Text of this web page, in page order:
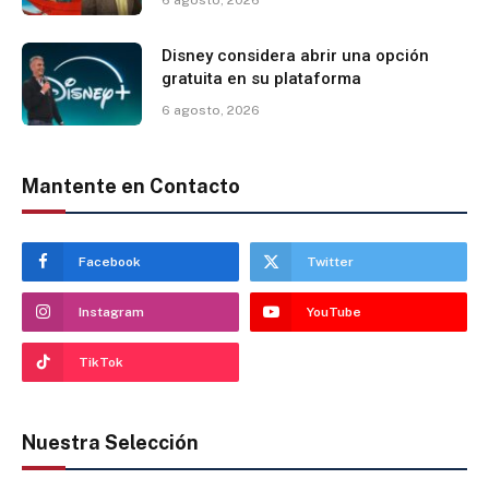
Disney considera abrir una opción
gratuita en su plataforma
6 agosto, 2026
Mantente en Contacto
Facebook Twitter
Instagram YouTube
TikTok
Nuestra Selección